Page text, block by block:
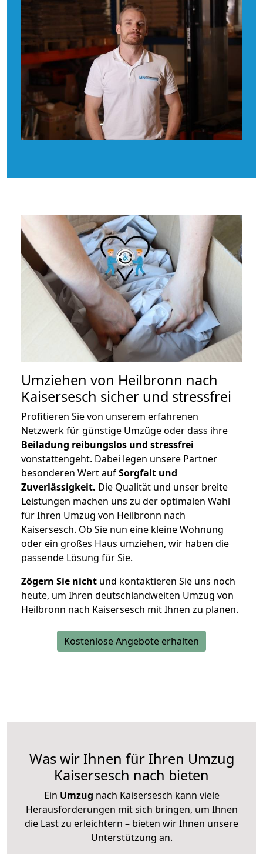
Umziehen von Heilbronn nach
Kaisersesch sicher und stressfrei
Profitieren Sie von unserem erfahrenen
Netzwerk für günstige Umzüge oder dass ihre
Beiladung reibungslos und stressfrei
vonstattengeht. Dabei legen unsere Partner
besonderen Wert aufSorgfalt und
Zuverlässigkeit. Die Qualität und unser breite
Leistungen machen uns zu der optimalen Wahl
für Ihren Umzug von Heilbronn nach
Kaisersesch. Ob Sie nun eine kleine Wohnung
oder ein großes Haus umziehen, wir haben die
passende Lösung für Sie.
Zögern Sie nicht und kontaktieren Sie uns noch
heute, um Ihren deutschlandweiten Umzug von
Heilbronn nach Kaisersesch mit Ihnen zu planen.
Kostenlose Angebote erhalten
Was wir Ihnen für Ihren Umzug
Kaisersesch nach bieten
Ein Umzug nach Kaisersesch kann viele
Herausforderungen mit sich bringen, um Ihnen
die Last zu erleichtern – bieten wir Ihnen unsere
Unterstützung an.